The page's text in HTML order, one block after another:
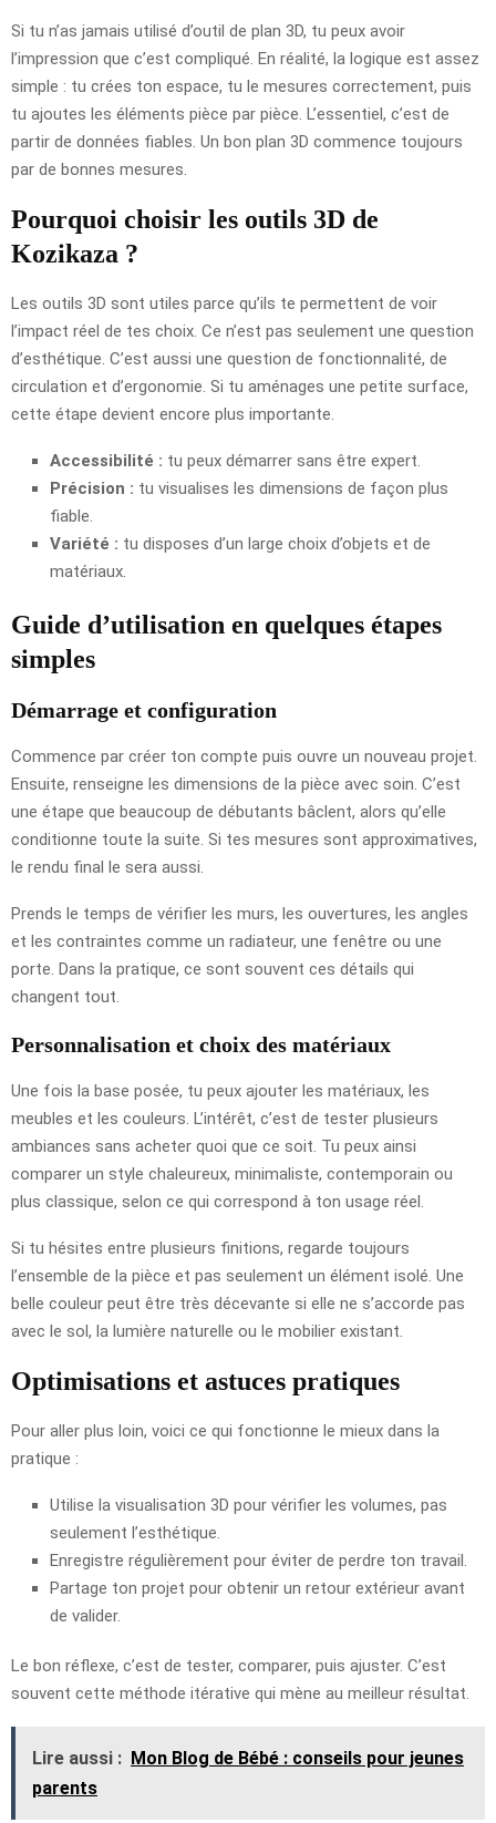
Si tu n’as jamais utilisé d’outil de plan 3D, tu peux avoir
l’impression que c’est compliqué. En réalité, la logique est assez
simple : tu crées ton espace, tu le mesures correctement, puis
tu ajoutes les éléments pièce par pièce. L’essentiel, c’est de
partir de données fiables. Un bon plan 3D commence toujours
par de bonnes mesures.
Pourquoi choisir les outils 3D de
Kozikaza ?
Les outils 3D sont utiles parce qu’ils te permettent de voir
l’impact réel de tes choix. Ce n’est pas seulement une question
d’esthétique. C’est aussi une question de fonctionnalité, de
circulation et d’ergonomie. Si tu aménages une petite surface,
cette étape devient encore plus importante.
Accessibilité : tu peux démarrer sans être expert.
Précision : tu visualises les dimensions de façon plus
fiable.
Variété : tu disposes d’un large choix d’objets et de
matériaux.
Guide d’utilisation en quelques étapes
simples
Démarrage et configuration
Commence par créer ton compte puis ouvre un nouveau projet.
Ensuite, renseigne les dimensions de la pièce avec soin. C’est
une étape que beaucoup de débutants bâclent, alors qu’elle
conditionne toute la suite. Si tes mesures sont approximatives,
le rendu final le sera aussi.
Prends le temps de vérifier les murs, les ouvertures, les angles
et les contraintes comme un radiateur, une fenêtre ou une
porte. Dans la pratique, ce sont souvent ces détails qui
changent tout.
Personnalisation et choix des matériaux
Une fois la base posée, tu peux ajouter les matériaux, les
meubles et les couleurs. L’intérêt, c’est de tester plusieurs
ambiances sans acheter quoi que ce soit. Tu peux ainsi
comparer un style chaleureux, minimaliste, contemporain ou
plus classique, selon ce qui correspond à ton usage réel.
Si tu hésites entre plusieurs finitions, regarde toujours
l’ensemble de la pièce et pas seulement un élément isolé. Une
belle couleur peut être très décevante si elle ne s’accorde pas
avec le sol, la lumière naturelle ou le mobilier existant.
Optimisations et astuces pratiques
Pour aller plus loin, voici ce qui fonctionne le mieux dans la
pratique :
Utilise la visualisation 3D pour vérifier les volumes, pas
seulement l’esthétique.
Enregistre régulièrement pour éviter de perdre ton travail.
Partage ton projet pour obtenir un retour extérieur avant
de valider.
Le bon réflexe, c’est de tester, comparer, puis ajuster. C’est
souvent cette méthode itérative qui mène au meilleur résultat.
Lire aussi : Mon Blog de Bébé : conseils pour jeunes
parents